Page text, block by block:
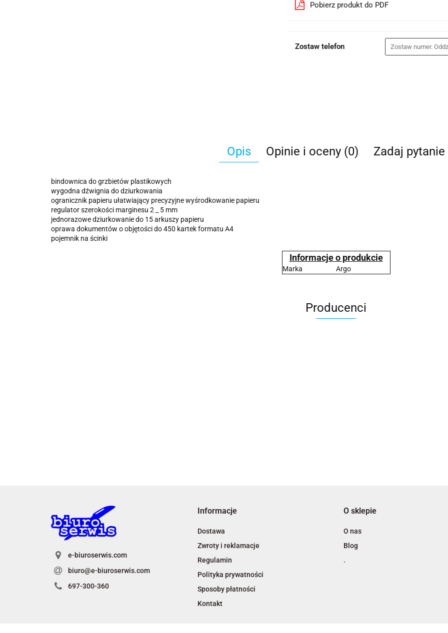
Pobierz produkt do PDF
Zostaw telefon
Opis Opinie i oceny (0) Zadaj pytanie
bindownica do grzbietów plastikowych
wygodna dźwignia do dziurkowania
ogranicznik papieru ułatwiający precyzyjne wyśrodkowanie papieru
regulator szerokości marginesu 2 _ 5 mm
jednorazowe dziurkowanie do 15 arkuszy papieru
oprawa dokumentów o objętości do 450 kartek formatu A4
pojemnik na ścinki
Informacje o produkcie
Marka Argo
Producenci
A4 Tech
e-biuroserwis.com
biuro@e-biuroserwis.com
697-300-360
Informacje
Dostawa
Zwroty i reklamacje
Regulamin
Polityka prywatności
Sposoby płatności
Kontakt
O sklepie
O nas
Blog
.